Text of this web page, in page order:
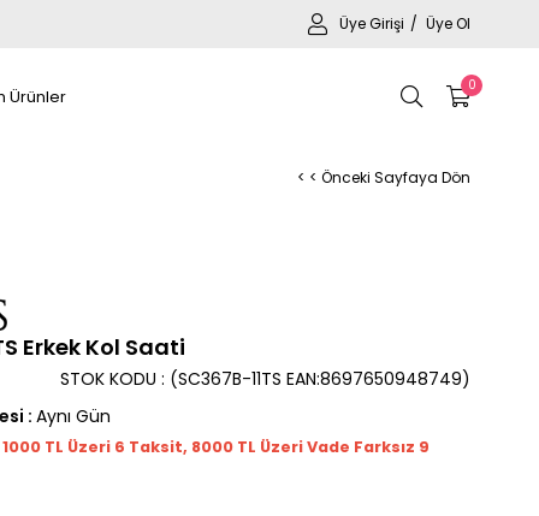
Üye Girişi Üye Ol
0
Ürünler
< < Önceki Sayfaya Dön
Erkek Kol Saati
(SC367B-11TS EAN:8697650948749)
STOK KODU
: Aynı Gün
TL Üzeri 6 Taksit, 8000 TL Üzeri Vade Farksız 9